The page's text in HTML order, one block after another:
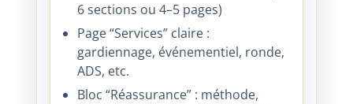
6 sections ou 4–5 pages)
Page “Services” claire :
gardiennage, événementiel, ronde,
ADS, etc.
Bloc “Réassurance” : méthode,